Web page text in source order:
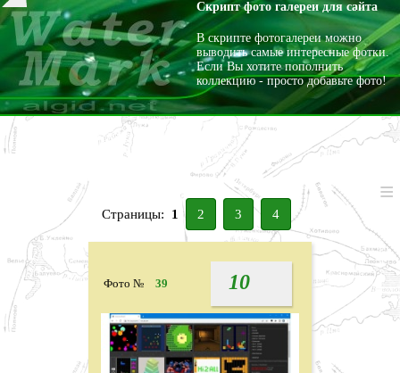
Скрипт фото галереи для сайта
В скрипте фотогалереи можно
выводить самые интересные фотки.
Если Вы хотите пополнить
коллекцию - просто добавьте фото!
.
Страницы: 1 2 3 4
Фото № 39 10